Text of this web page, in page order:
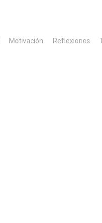
Motivación Reflexiones